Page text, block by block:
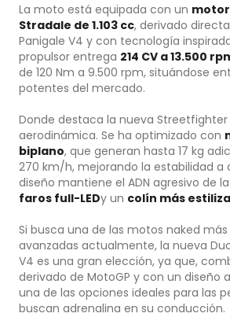
La moto está equipada con un
Stradale de 1.103 cc, derivado
Panigale V4 y con tecnología
propulsor entrega 214 CV a 13.500
de 120 Nm a 9.500 rpm, situándose
potentes del mercado.
Donde destaca la nueva Streetfighter
aerodinámica. Se ha optimizado con
biplano, que generan hasta 17 kg
270 km/h, mejorando la estabilidad a
diseño mantiene el ADN agresivo de
faros full-LEDy un colín más
Si busca una de las motos naked
avanzadas actualmente, la nueva
V4 es una gran elección, ya que,
derivado de MotoGP y con un diseño
una de las opciones ideales para las
buscan adrenalina en su conducción.